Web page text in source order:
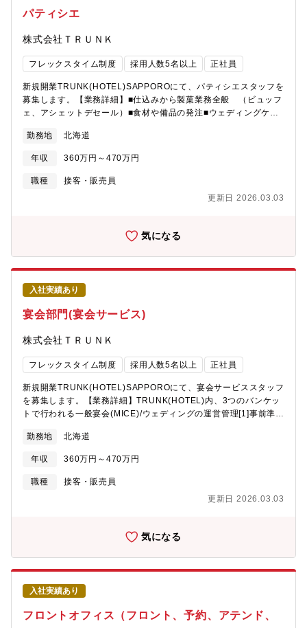
ンド“Nikko Style”の国内2軒目となるホテルです。
パティシエ
株式会社ＴＲＵＮＫ
フレックスタイム制度 採用人数5名以上 正社員
新規開業TRUNK(HOTEL)SAPPOROにて、パティシエスタッフを
募集します。【業務詳細】■仕込みから製菓業務全般 （ビュッフ
ェ、アシェットデセール）■食材や備品の発注■ウェディングケー
ステイクホルダーの満足度/サービスクオリティの担保・改善・サ
ービスバリューの向上を図る■レストラン部門の利益および売上の
最大化を図る【今後のキャリア】スキルを磨きながら、将来的に
は新規ホテルの立ち上げなどにも関わっていただくことを期待し
勤務地 北海道
年収 360万円～470万円
職種
接客・販売員
更新日 2026.03.03
気になる
入社実績あり
宴会部門(宴会サービス)
株式会社ＴＲＵＮＫ
フレックスタイム制度 採用人数5名以上 正社員
新規開業TRUNK(HOTEL)SAPPOROにて、宴会サービススタッフ
を募集します。【業務詳細】TRUNK(HOTEL)内、3つのバンケッ
トで行われる一般宴会(MICE)/ウェディングの運営管理[1]事前準備
ター等）に基づく会場設営全般業務■飲料の発注・管理■法人営
業、婚礼スタッフとの打ち合わせ■新郎新婦様の最終リハーサル同
席■人員アサイン（シフト作成など）[2]運営管理■ゲスト対応■受
付、誘導、クローク、配膳、料理・飲料提供■進行全体管理（司
[3]クローズ業務■会場の片付け（クロス撤去・食器回収・レイアウ
忘れ物管理、清掃■提供数・飲料数の集計、パーティレポート作成
■プランナー・営業へのフィードバック共有[4]配膳スタッフ管理■
採用業務、教育管理
勤務地 北海道
年収 360万円～470万円
職種
接客・販売員
更新日 2026.03.03
気になる
入社実績あり
フロントオフィス（フロント、予約、アテンド、